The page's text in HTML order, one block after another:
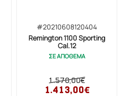
#20210608120404
Remington 1100 Sporting
Cal.12
ΣΕ ΑΠΟΘΕΜΑ
1.570,00€
1.413,00€